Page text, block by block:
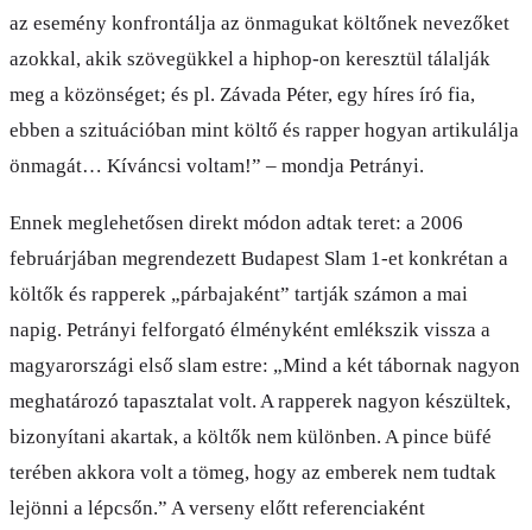
az esemény konfrontálja az önmagukat költőnek nevezőket
azokkal, akik szövegükkel a hiphop-on keresztül tálalják
meg a közönséget; és pl. Závada Péter, egy híres író fia,
ebben a szituációban mint költő és rapper hogyan artikulálja
önmagát… Kíváncsi voltam!” – mondja Petrányi.
Ennek meglehetősen direkt módon adtak teret: a 2006
februárjában megrendezett Budapest Slam 1-et konkrétan a
költők és rapperek „párbajaként” tartják számon a mai
napig. Petrányi felforgató élményként emlékszik vissza a
magyarországi első slam estre: „Mind a két tábornak nagyon
meghatározó tapasztalat volt. A rapperek nagyon készültek,
bizonyítani akartak, a költők nem különben. A pince büfé
terében akkora volt a tömeg, hogy az emberek nem tudtak
lejönni a lépcsőn.” A verseny előtt referenciaként